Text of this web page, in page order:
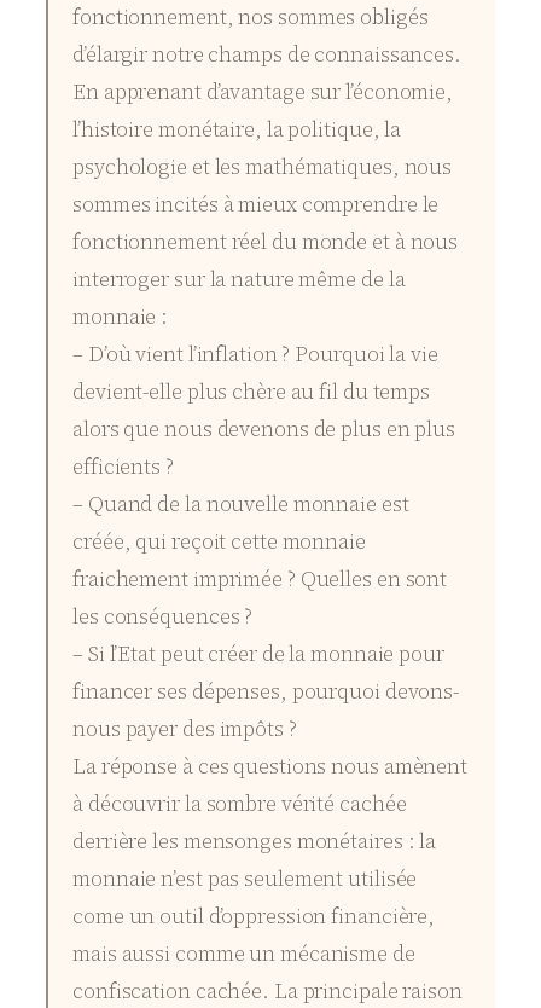
fonctionnement, nos sommes obligés
d’élargir notre champs de connaissances.
En apprenant d’avantage sur l’économie,
l’histoire monétaire, la politique, la
psychologie et les mathématiques, nous
sommes incités à mieux comprendre le
fonctionnement réel du monde et à nous
interroger sur la nature même de la
monnaie :
– D’où vient l’inflation ? Pourquoi la vie
devient-elle plus chère au fil du temps
alors que nous devenons de plus en plus
efficients ?
– Quand de la nouvelle monnaie est
créée, qui reçoit cette monnaie
fraichement imprimée ? Quelles en sont
les conséquences ?
– Si l’Etat peut créer de la monnaie pour
financer ses dépenses, pourquoi devons-
nous payer des impôts ?
La réponse à ces questions nous amènent
à découvrir la sombre vérité cachée
derrière les mensonges monétaires : la
monnaie n’est pas seulement utilisée
come un outil d’oppression financière,
mais aussi comme un mécanisme de
confiscation cachée. La principale raison